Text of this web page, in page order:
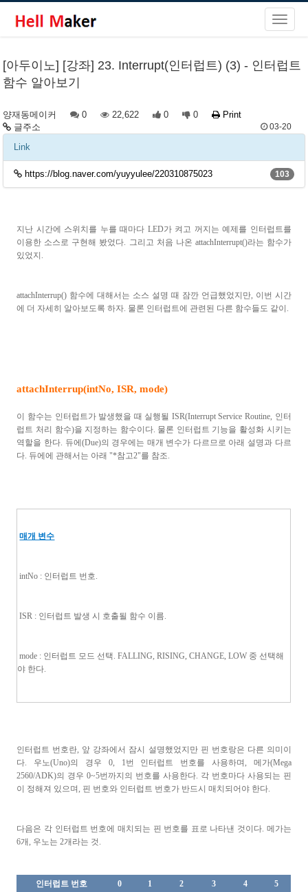
[아두이노] [강좌] 23. Interrupt(인터럽트) (3) - 인터럽트
함수 알아보기
양재동메이커 0 22,622 0 0
Print
글주소
03-20
Link
https://blog.naver.com/yuyyulee/220310875023 103
지난 시간에 스위치를 누를 때마다 LED가 켜고 꺼지는 예제를 인터럽트를
이용한 소스로 구현해 봤었다. 그리고 처음 나온 attachInterrupt()라는 함수가
있었지.
attachInterrup() 함수에 대해서는 소스 설명 때 잠깐 언급했었지만, 이번 시간
에 더 자세히 알아보도록 하자. 물론 인터럽트에 관련된 다른 함수들도 같이.
attachInterrup(intNo, ISR, mode)
이 함수는 인터럽트가 발생했을 때 실행될 ISR(Interrupt Service Routine, 인터
럽트 처리 함수)을 지정하는 함수이다. 물론 인터럽트 기능을 활성화 시키는
역할을 한다. 듀에 (Due)의 경우에는 매개 변수가 다르므로 아래 설명과 다르
다. 듀에에 관해서는 아래 "*참고2"를 참조.
매개 변수
intNo : 인터럽트 번호.
ISR : 인터럽트 발생 시 호출될 함수 이름.
mode : 인터럽트 모드 선택 . FALLING, RISING, CHANGE, LOW 중 선택해
야 한다.
인터럽트 번호란, 앞 강좌에서 잠시 설명했었지만 핀 번호랑은 다른 의미이
다. 우노(Uno)의 경우 0, 1번 인터럽트 번호를 사용하며, 메가(Mega
2560/ADK)의 경우0~5번까지의 번호를 사용한다. 각 번호마다 사용되는 핀
이 정해져 있으며, 핀 번호와 인터럽트 번호가 반드시 매치되어야 한다.
다음은 각 인터럽트 번호에 매치되는 핀 번호를 표로 나타낸 것이다. 메가는
6개, 우노는 2개라는 것.
인터럽트 번호 0 1 2 3 4 5